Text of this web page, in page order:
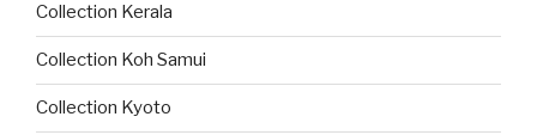
Collection Kerala
Collection Koh Samui
Collection Kyoto